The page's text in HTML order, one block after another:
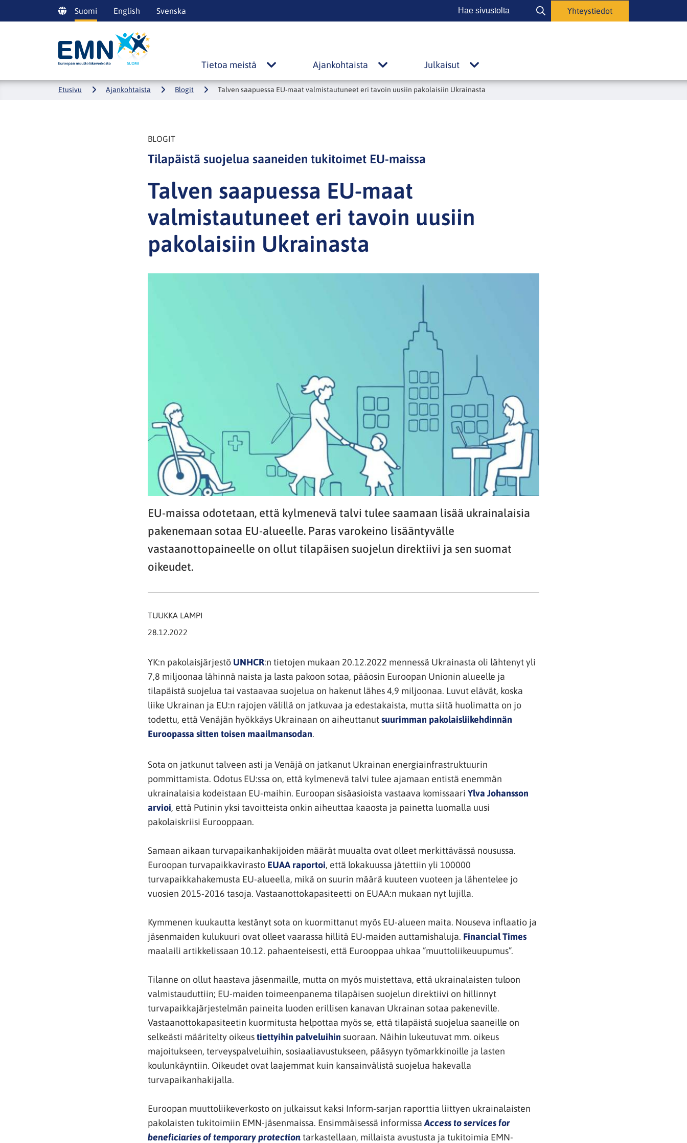
Siirry
sisältöön
Suomi English Svenska
Hae
sivustolta
Hae
sivustolta
Yhteystiedot
Etusivulle
Tietoa meistä
Tietoa
meistä
alasivut
Ajankohtaista
Ajankohtaista
alasivut
Julkaisut
Julkaisut
alasivut
Etusivu Ajankohtaista Blogit Talven saapuessa EU-maat valmistautuneet eri tavoin uusiin pakolaisiin Ukrainasta
BLOGIT
Tilapäistä suojelua saaneiden tukitoimet EU-maissa
Talven saapuessa EU-maat
valmistautuneet eri tavoin uusiin
pakolaisiin Ukrainasta
EU-maissa odotetaan, että kylmenevä talvi tulee saamaan lisää ukrainalaisia
pakenemaan sotaa EU-alueelle. Paras varokeino lisääntyvälle
vastaanottopaineelle on ollut tilapäisen suojelun direktiivi ja sen suomat
oikeudet.
TUUKKA LAMPI
28.12.2022
YK:n pakolaisjärjestö UNHCR(avautuu
uuteen
ikkunaan,
siirryt
toiseen
palveluun)
:n tietojen mukaan 20.12.2022 mennessä Ukrainasta oli lähtenyt yli
7,8 miljoonaa lähinnä naista ja lasta pakoon sotaa, pääosin Euroopan Unionin alueelle ja
tilapäistä suojelua tai vastaavaa suojelua on hakenut lähes 4,9 miljoonaa. Luvut elävät, koska
liike Ukrainan ja EU:n rajojen välillä on jatkuvaa ja edestakaista, mutta siitä huolimatta on jo
todettu, että Venäjän hyökkäys Ukrainaan on aiheuttanutsuurimman pakolaisliikehdinnän
Euroopassa sitten toisen maailmansodan
ikkunaan,
siirryt
toiseen
palveluun)
.
Sota on jatkunut talveen asti ja Venäjä on jatkanut Ukrainan energiainfrastruktuurin
pommittamista. Odotus EU:ssa on, että kylmenevä talvi tulee ajamaan entistä enemmän
ukrainalaisia kodeistaan EU-maihin. Euroopan sisäasioista vastaava komissaari Ylva Johansson
arvioi (avautuu
uuteen
siirryt
toiseen
palveluun)
, että Putinin yksi tavoitteista onkin aiheuttaa kaaosta ja painetta luomalla uusi
pakolaiskriisi Eurooppaan.
Samaan aikaan turvapaikanhakijoiden määrät muualta ovat olleet merkittävässä nousussa.
Euroopan turvapaikkavirasto EUAA raportoi (avautuu
uuteen
ikkunaan,
toiseen
palveluun)
, että lokakuussa jätettiin yli 100000
turvapaikkahakemusta EU-alueella, mikä on suurin määrä kuuteen vuoteen ja lähentelee jo
vuosien 2015-2016 tasoja. Vastaanottokapasiteetti on EUAA:n mukaan nyt lujilla.
Kymmenen kuukautta kestänyt sota on kuormittanut myös EU-alueen maita. Nouseva inflaatio ja
jäsenmaiden kulukuuri ovat olleet vaarassa hillitä EU-maiden auttamishaluja. Financial Times(avautuu
maalaili artikkelissaan 10.12. pahaenteisesti, että Eurooppaa uhkaa ”muuttoliikeuupumus”.
Tilanne on ollut haastava jäsenmaille, mutta on myös muistettava, että ukrainalaisten tuloon
valmistauduttiin; EU-maiden toimeenpanema tilapäisen suojelun direktiivi on hillinnyt
turvapaikkajärjestelmän paineita luoden erillisen kanavan Ukrainan sotaa pakeneville.
Vastaanottokapasiteetin kuormitusta helpottaa myös se, että tilapäistä suojelua saaneille on
selkeästi määritelty oikeustiettyihin palveluihin (avautuu
uuteen
ikkunaan,
palveluun)
suoraan. Näihin lukeutuvat mm. oikeus
majoitukseen, terveyspalveluihin, sosiaaliavustukseen, pääsyyn työmarkkinoille ja lasten
koulunkäyntiin. Oikeudet ovat laajemmat kuin kansainvälistä suojelua hakevalla
turvapaikanhakijalla.
Euroopan muuttoliikeverkosto on julkaissut kaksi Inform-sarjan raporttia liittyen ukrainalaisten
pakolaisten tukitoimiin EMN-jäsenmaissa. Ensimmäisessä informissa Access to services for
beneficiaries of temporary protection(avautuu
tarkastellaan, millaista avustusta ja tukitoimia EMN-